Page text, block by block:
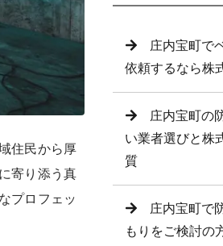
住民から厚
寄り添う真
プロフェッ
庄内宝町で
依頼するなら株
庄内宝町の
い業者選びと株
質
庄内宝町で
もりをご検討の